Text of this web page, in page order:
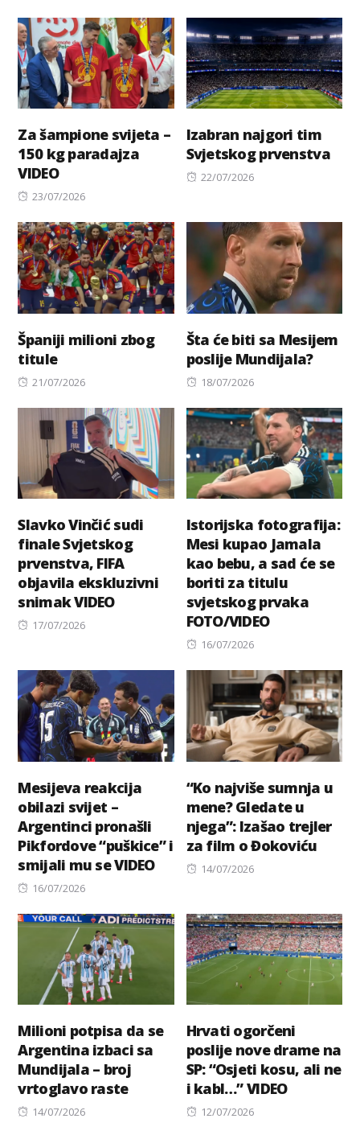
Za šampione svijeta –
150 kg paradajza
VIDEO
Posted
23/07/2026
Izabran najgori tim
Svjetskog prvenstva
Posted
22/07/2026
Španiji milioni zbog
titule
Posted
21/07/2026
Šta će biti sa Mesijem
poslije Mundijala?
Posted
18/07/2026
Slavko Vinčić sudi
finale Svjetskog
prvenstva, FIFA
objavila ekskluzivni
snimak VIDEO
Posted
17/07/2026
Istorijska fotografija:
Mesi kupao Jamala
kao bebu, a sad će se
boriti za titulu
svjetskog prvaka
FOTO/VIDEO
Posted
16/07/2026
Mesijeva reakcija
obilazi svijet –
Argentinci pronašli
Pikfordove “puškice” i
smijali mu se VIDEO
Posted
16/07/2026
“Ko najviše sumnja u
mene? Gledate u
njega”: Izašao trejler
za film o Đokoviću
Posted
14/07/2026
Milioni potpisa da se
Argentina izbaci sa
Mundijala – broj
vrtoglavo raste
Posted
14/07/2026
Hrvati ogorčeni
poslije nove drame na
SP: “Osjeti kosu, ali ne
i kabl…” VIDEO
Posted
12/07/2026